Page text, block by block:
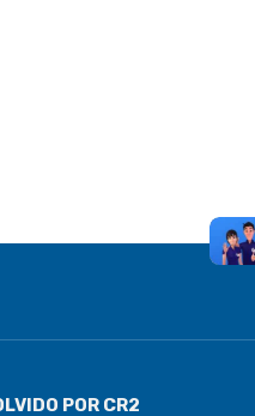
POR CR2